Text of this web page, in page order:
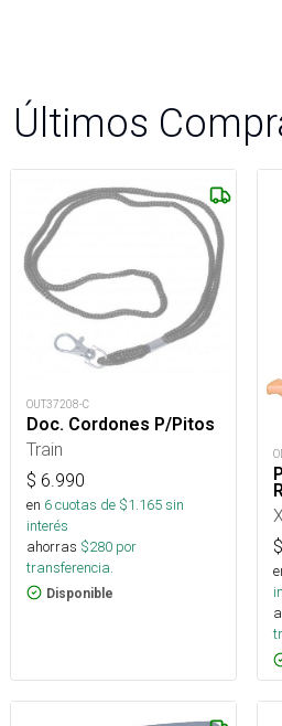
Últimos
OUT37208-C
Doc. Cordones P/Pitos
Train
$ 6.990
en 6cuotas de $1.165sin
interés
ahorras $280 por
transferencia.
Disponible
$